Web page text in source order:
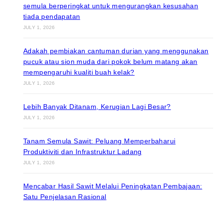
semula berperingkat untuk mengurangkan kesusahan
tiada pendapatan
JULY 1, 2026
Adakah pembiakan cantuman durian yang menggunakan
pucuk atau sion muda dari pokok belum matang akan
mempengaruhi kualiti buah kelak?
JULY 1, 2026
Lebih Banyak Ditanam, Kerugian Lagi Besar?
JULY 1, 2026
Tanam Semula Sawit: Peluang Memperbaharui
Produktiviti dan Infrastruktur Ladang
JULY 1, 2026
Mencabar Hasil Sawit Melalui Peningkatan Pembajaan:
Satu Penjelasan Rasional